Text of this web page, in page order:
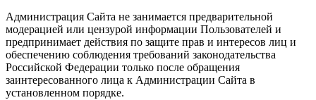
Администрация Сайта не занимается предварительной
модерацией или цензурой информации Пользователей и
предпринимает действия по защите прав и интересов лиц и
обеспечению соблюдения требований законодательства
Российской Федерации только после обращения
заинтересованного лица к Администрации Сайта в
установленном порядке.